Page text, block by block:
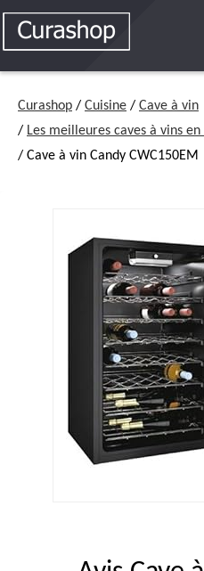
Curashop / Cuisine / Cave à vin
/ Les meilleures caves à vins en
/ Cave à vin Candy CWC150EM